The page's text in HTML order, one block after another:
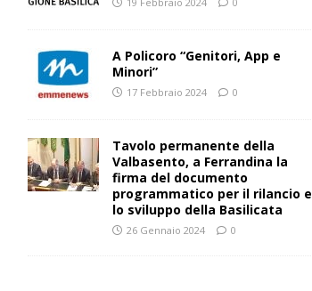
A Policoro “Genitori, App e
Minori”
17 Febbraio 2024 0
Tavolo permanente della
Valbasento, a Ferrandina la
firma del documento
programmatico per il rilancio e
lo sviluppo della Basilicata
26 Gennaio 2024 0